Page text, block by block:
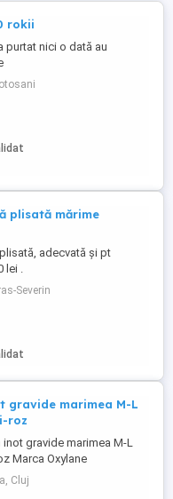
rokii
purtat nici o dată au
plisată mărime
adecvată și pt
lei .
Severin
gravide marimea M-L
roz
gravide marimea M-L
Marca Oxylane
Cluj